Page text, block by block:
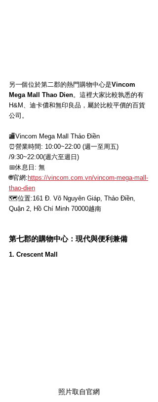
另一個位於第二郡的熱門購物中心是Vincom
Mega Mall Thao Dien。這裡大家比較孰悉的有
H&M、迪卡儂和無印良品，屬於比較平價的百貨
公司。
🏬Vincom Mega Mall Thảo Điền
⏰營業時間: 10:00~22:00 (週一至周五)
/9:30~22:00(週六至週日)
📅休息日: 無
🌐官網: https://vincom.com.vn/vincom-mega-mall-
thao-dien
🗺位置:161 Đ. Võ Nguyên Giáp, Thảo Điền,
Quận 2, Hồ Chí Minh 70000越南
第七郡的購物中心：現代與便利兼備
1. Crescent Mall
照片取自官網